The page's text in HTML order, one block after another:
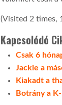
(Visited 2 times,
Kapcsolódó
Csak 6
Jackie a
Kiakadt a
Botrány a